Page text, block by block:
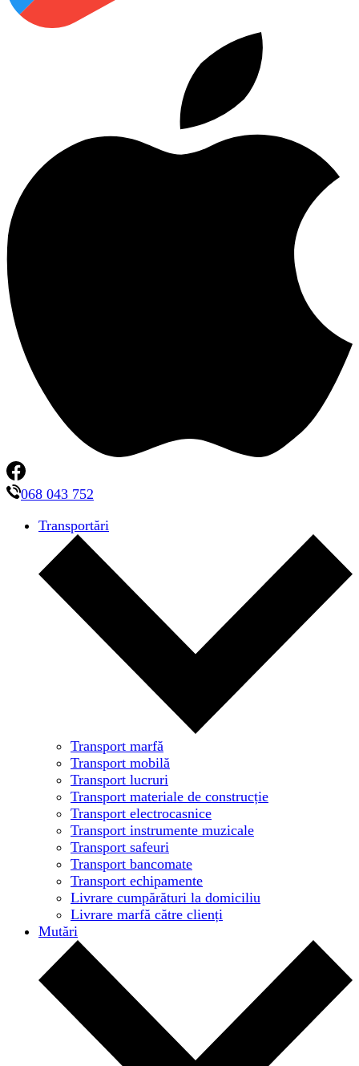
068 043 752
Transportări
Transport marfă
Transport mobilă
Transport lucruri
Transport materiale de construcție
Transport electrocasnice
Transport instrumente muzicale
Transport safeuri
Transport bancomate
Transport echipamente
Livrare cumpărături la domiciliu
Livrare marfă către clienți
Mutări